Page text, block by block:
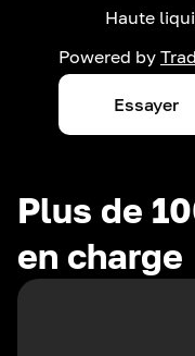
Haute
Powered by
Essayer
Plus de
en charge